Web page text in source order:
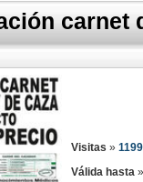
carnet
Visitas »
Válida hasta »